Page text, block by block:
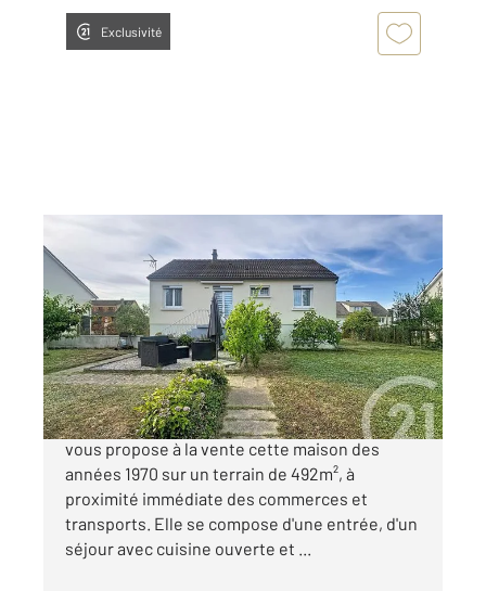
Exclusivité
89,80 m
, 4 pièces
Ref : 28319
Maison à vendre
225 000 €
AGGLOMÉRATION DE CHARTRES Votre agence
vous propose à la vente cette maison des
années 1970 sur un terrain de 492m², à
proximité immédiate des commerces et
transports. Elle se compose d'une entrée, d'un
séjour avec cuisine ouverte et ...